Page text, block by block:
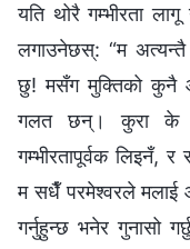
यति थोरै गम्भीरता
लगाउनेछस्: “म अत्यन्तै
छु! मसँग मुक्तिको कुनै
गलत छन्। कुरा के
गम्भीरतापूर्वक लिइनँ,
म सधैँ परमेश्‍वरले मलाई
गर्नुहुन्छ भनेर गुनासो